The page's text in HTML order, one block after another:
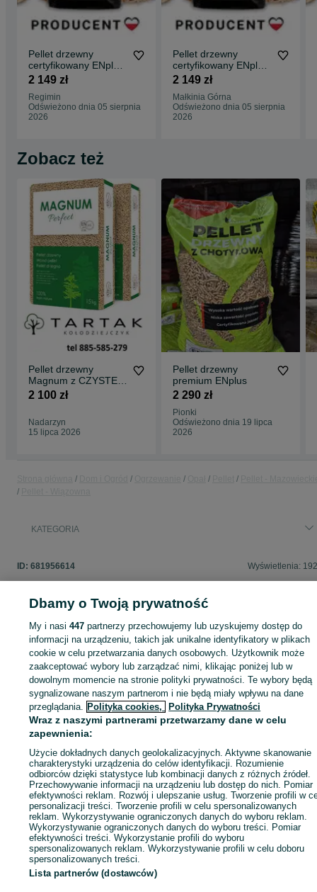
Pellet drzewny
certyfikowany ENplus
A1 Producent
2 149 zł
Regimin
Odświeżono dnia 05 sierpnia
2026
Pellet drzewny
certyfikowany ENplus
A1 Producent
2 149 zł
Małkinia Górna
Odświeżono dnia 05 sierpnia
2026
Zobacz też
Pellet drzewny
Magnum z CZYSTEJ
TROCINY!!! Pelet bez
2 100 zł
Nadarzyn
15 lipca 2026
Pellet drzewny
premium ENplus
2 290 zł
Pionki
Odświeżono dnia 19 lipca
2026
KATEGORIA
ID: 681956614 Wyświetlenia:
Zaloguj się lub załóż konto na OLX, aby skontaktować się z
sprzedającym
Zaloguj się / Załóż konto
Zadzwoń / SMS Wyślij wiadomość
Dbamy o Twoją prywatność
My i nasi447 partnerzy przechowujemy lub uzyskujemy dostęp do
informacji na urządzeniu, takich jak unikalne identyfikatory w plikach
cookie w celu przetwarzania danych osobowych. Użytkownik może
zaakceptować wybory lub zarządzać nimi, klikając poniżej lub w
dowolnym momencie na stronie polityki prywatności. Te wybory będą
sygnalizowane naszym partnerom i nie będą miały wpływu na dane
przeglądania. Polityka cookies, Polityka Prywatności
Wraz z naszymi partnerami przetwarzamy dane w celu
zapewnienia:
Użycie dokładnych danych geolokalizacyjnych. Aktywne skanowanie
charakterystyki urządzenia do celów identyfikacji. Rozumienie
odbiorców dzięki statystyce lub kombinacji danych z różnych źródeł.
Przechowywanie informacji na urządzeniu lub dostęp do nich. Pomiar
efektywności reklam. Rozwój i ulepszanie usług. Tworzenie profili w
personalizacji treści. Tworzenie profili w celu spersonalizowanych
reklam. Wykorzystywanie ograniczonych danych do wyboru reklam.
Wykorzystywanie ograniczonych danych do wyboru treści. Pomiar
efektywności treści. Wykorzystanie profili do wyboru
spersonalizowanych reklam. Wykorzystywanie profili w celu doboru
spersonalizowanych treści.
Lista partnerów (dostawców)